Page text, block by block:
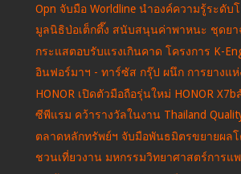
Opn จับมือ Worldline นำองค์ความรู้ระดับ
มูลนิธิป่อเต็กตึ๊ง สนับสนุนค่าพาหนะ ชุดยา
กระแสตอบรับแรงเกินคาด โครงการ K-
อินฟอร์มาฯ - ทาร์ซัส กรุ๊ป ผนึก การยางแห่
HONOR เปิดตัวมือถือรุ่นใหม่ HONOR
ซีพีแรม คว้ารางวัลในงาน Thailand
ตลาดหลักทรัพย์ฯ จับมือพันธมิตรขยายผลโ
ชวนเที่ยวงาน มหกรรมวิทยาศาสตร์การ